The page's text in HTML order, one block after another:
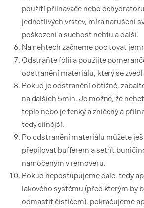
použití přilnavače nebo
jednotlivých vrstev, míra narušení
poškození a suchost nehtu a další.
Na nehtech začneme pociťovat
Odstraňte fólii a použijte
odstranění materiálu, který se
Pokud je odstranění obtížné,
na dalších 5min. Je možné, že
teplo nebo je tenký a zničený a
tedy silnější.
Po odstranění materiálu můžete
přepilovat bufferem a setřít
namočeným v removeru.
Pokud nepostupujeme dále, tedy
lakového systému (před kterým by
odmastit čističem), pokračujeme